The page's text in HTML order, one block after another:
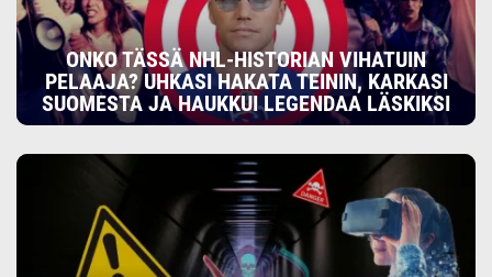
ONKO TÄSSÄ NHL-HISTORIAN VIHATUIN
PELAAJA? UHKASI HAKATA TEININ, KARKASI
SUOMESTA JA HAUKKUI LEGENDAA LÄSKIKSI